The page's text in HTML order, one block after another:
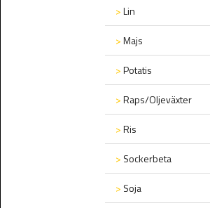
>Lin
>Majs
>Potatis
>Raps/Oljeväxter
>Ris
> Sockerbeta
> Soja